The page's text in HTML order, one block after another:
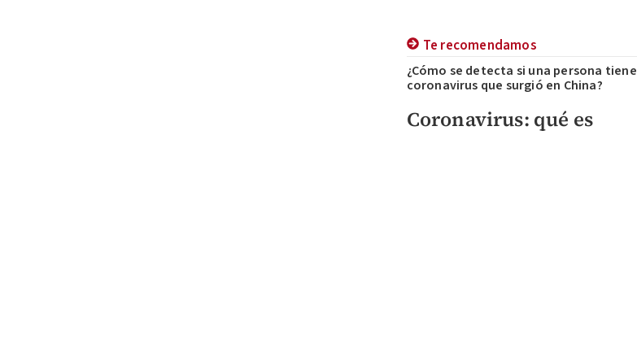
Te recomendamos
¿Cómo se detecta si una persona tiene
coronavirus que surgió en China?
Coronavirus: qué es